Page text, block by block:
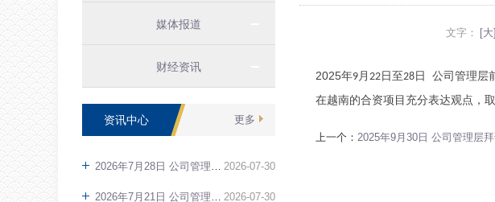
媒体报道
财经资讯
更多
资讯中心
2026-07-30
2026年7月28日 公司管理层接待无人驾驶头部企业。
2026-07-30
2026年7月21日 公司管理层前往印尼进行工作访问。
文字： [大]
2025年9月 22 日至28 日 公司管理层
在越南的合资项目充分表达观点，
上一个： 2025年9月30日 公司管理层拜